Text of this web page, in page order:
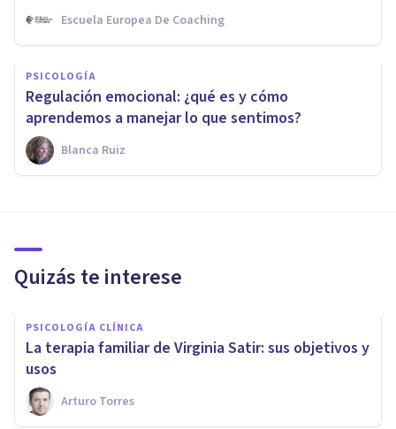
Escuela Europea De Coaching
PSICOLOGÍA
Regulación emocional: ¿qué es y cómo
aprendemos a manejar lo que sentimos?
Blanca Ruiz
Quizás te interese
PSICOLOGÍA CLÍNICA
La terapia familiar de Virginia Satir: sus objetivos y
usos
Arturo Torres